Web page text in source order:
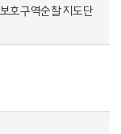
호구역순찰 지도단